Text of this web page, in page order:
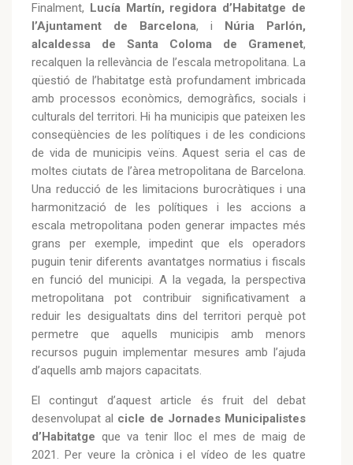
Finalment, Lucía Martín, regidora d’Habitatge de
l’Ajuntament de Barcelona, i Núria Parlón,
alcaldessa de Santa Coloma de Gramenet,
recalquen la rellevància de l’escala metropolitana. La
qüestió de l’habitatge està profundament imbricada
amb processos econòmics, demogràfics, socials i
culturals del territori. Hi ha municipis que pateixen les
conseqüències de les polítiques i de les condicions
de vida de municipis veïns. Aquest seria el cas de
moltes ciutats de l’àrea metropolitana de Barcelona.
Una reducció de les limitacions burocràtiques i una
harmonització de les polítiques i les accions a
escala metropolitana poden generar impactes més
grans per exemple, impedint que els operadors
puguin tenir diferents avantatges normatius i fiscals
en funció del municipi. A la vegada, la perspectiva
metropolitana pot contribuir significativament a
reduir les desigualtats dins del territori perquè pot
permetre que aquells municipis amb menors
recursos puguin implementar mesures amb l’ajuda
d’aquells amb majors capacitats.
El contingut d’aquest article és fruit del debat
desenvolupat al cicle de Jornades Municipalistes
d’Habitatge que va tenir lloc el mes de maig de
2021. Per veure la crònica i el vídeo de les quatre